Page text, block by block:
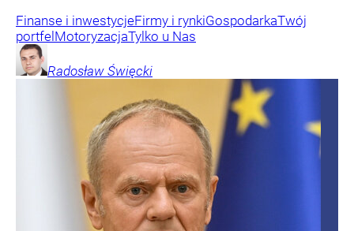
Finanse i inwestycjeFirmy i rynkiGospodarkaTwój
portfelMotoryzacjaTylko u Nas
Radosław Święcki